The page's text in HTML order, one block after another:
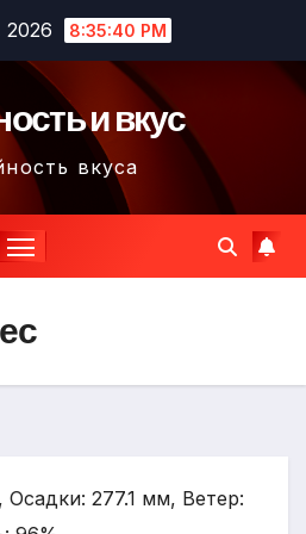
2026 8:35:42 PM
и вкус
вкуса
Осадки: 277.1 мм, Ветер: